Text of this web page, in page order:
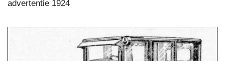
advertentie 1924